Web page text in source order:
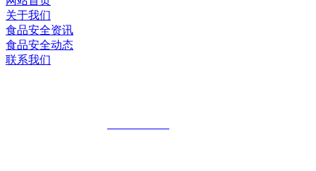
关于我们
食品安全资讯
食品安全动态
联系我们